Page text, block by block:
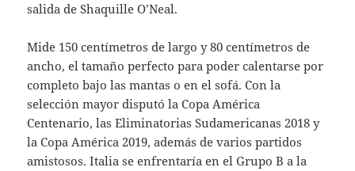
salida de Shaquille O’Neal.
Mide 150 centímetros de largo y 80 centímetros de
ancho, el tamaño perfecto para poder calentarse por
completo bajo las mantas o en el sofá. Con la
selección mayor disputó la Copa América
Centenario, las Eliminatorias Sudamericanas 2018 y
la Copa América 2019, además de varios partidos
amistosos. Italia se enfrentaría en el Grupo B a la